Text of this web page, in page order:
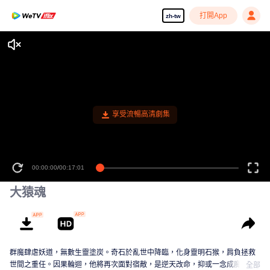
zh-tw 打開App
享受流暢高清劇集
00:00:00/00:17:01
大猿魂
群魔肆虐妖道，無數生靈塗炭。奇石於亂世中降臨，化身靈明石猴，肩負拯救
世間之重任。因果輪迴，他將再次面對宿敵，是逆天改命，抑或一念成魔？這
全部